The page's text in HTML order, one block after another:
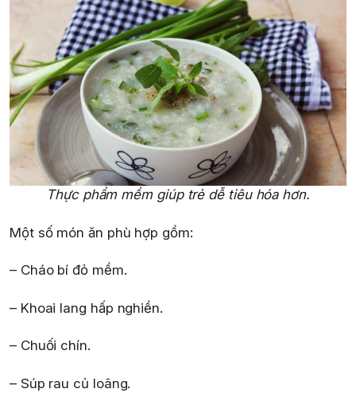
Thực phẩm mềm giúp trẻ dễ tiêu hóa hơn.
Một số món ăn phù hợp gồm:
– Cháo bí đỏ mềm.
– Khoai lang hấp nghiền.
– Chuối chín.
– Súp rau củ loãng.